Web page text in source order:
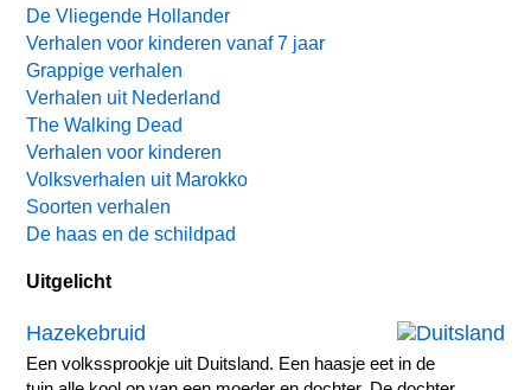
De Vliegende Hollander
Verhalen voor kinderen vanaf 7 jaar
Grappige verhalen
Verhalen uit Nederland
The Walking Dead
Verhalen voor kinderen
Volksverhalen uit Marokko
Soorten verhalen
De haas en de schildpad
Uitgelicht
Hazekebruid
Een volkssprookje uit Duitsland. Een haasje eet in de